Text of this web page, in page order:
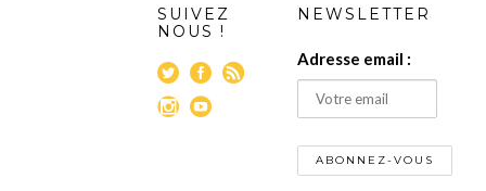
SUIVEZ
NOUS !
NEWSLETTER
Adresse email :